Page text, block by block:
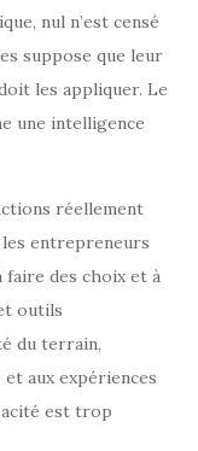
nul n’est censé
suppose que leur
les appliquer. Le
une intelligence
réellement
entrepreneurs
faire des choix et à
outils
du terrain,
aux expériences
est trop